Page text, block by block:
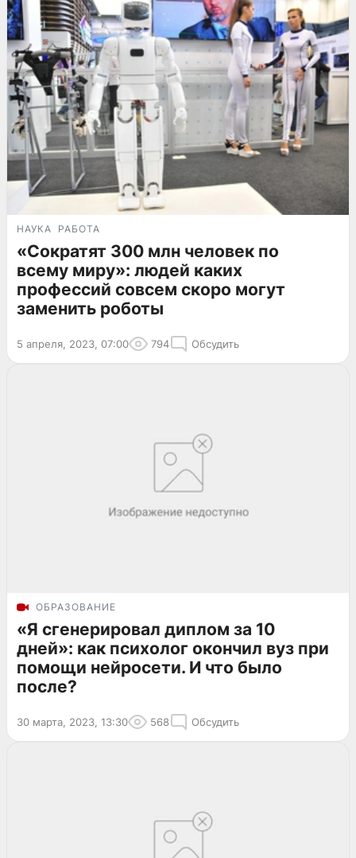
НАУКА РАБОТА
«Сократят 300 млн человек по
всему миру»: людей каких
профессий совсем скоро могут
заменить роботы
5 апреля, 2023, 07:00 794 Обсудить
ОБРАЗОВАНИЕ
«Я сгенерировал диплом за 10
дней»: как психолог окончил вуз при
помощи нейросети. И что было
после?
30 марта, 2023, 13:30 568 Обсудить